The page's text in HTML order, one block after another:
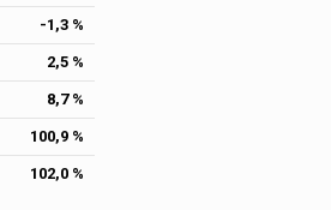
-1,3 %
2,5 %
8,7 %
100,9 %
102,0 %